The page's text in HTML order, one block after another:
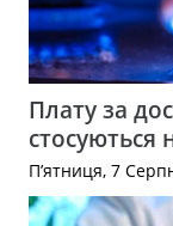
Плату за
стосуються
П’ятниця, 7